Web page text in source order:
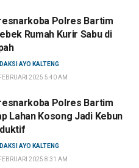
Polres Bartim
Rumah Kurir Sabu di
AYO KALTENG
2025 5:40 AM
Polres Bartim
Lahan Kosong Jadi Kebun
AYO KALTENG
2025 8:31 AM